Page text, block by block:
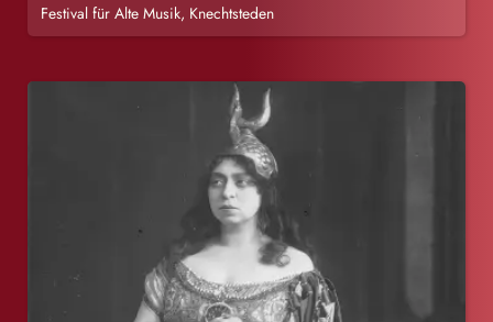
Festival für Alte Musik, Knechtsteden